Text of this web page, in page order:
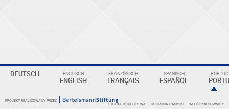
DEUTSCH ENGLISCH
ENGLISH
FRANZÖSISCH
FRANÇAIS
SPANISCH
ESPAÑOL
PROJEKT REALIZOWANY PRZEZ
STOPKA REDAKCYJNA OCHRONA DANYCH WSPÓŁPRACOWNICY
Eine
Überschrift